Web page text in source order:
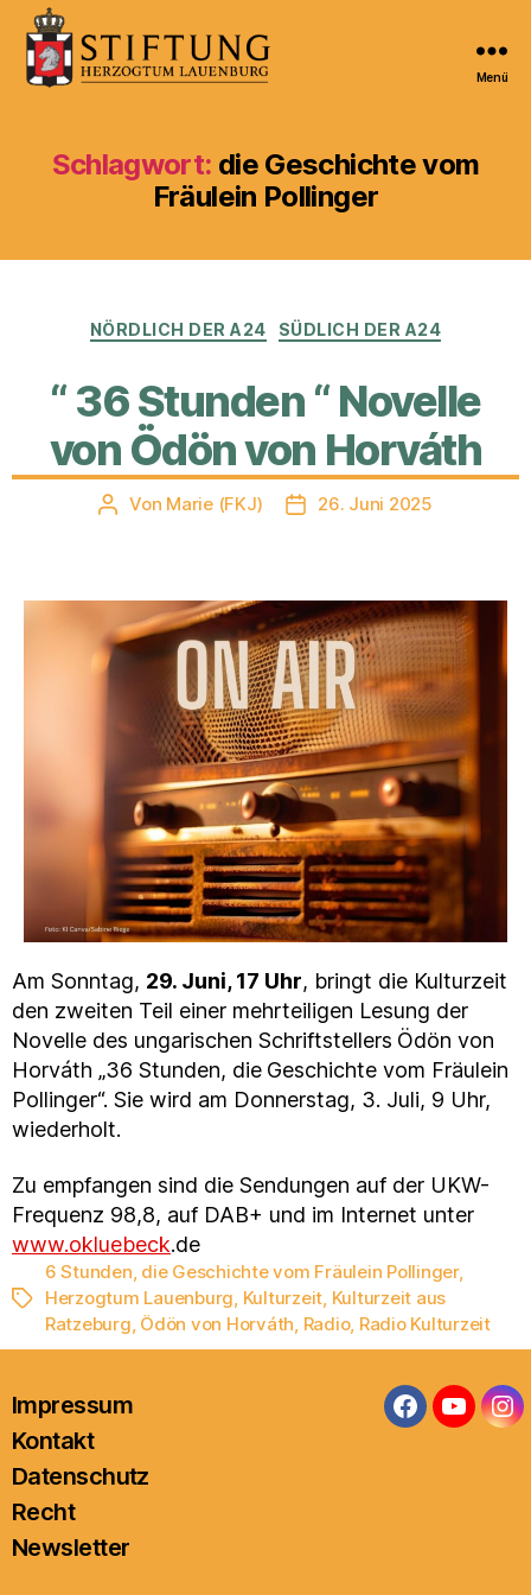
Stiftung
Herzogtum
Menü
Schlagwort: die Geschichte vom
Fräulein Pollinger
Kategorien
NÖRDLICH DER A24 SÜDLICH DER A24
“ 36 Stunden “ Novelle
von Ödön von Horváth
Beitragsautor
Von Marie (FKJ) Veröffentlichungsdatum
26. Juni 2025
Am Sonntag, 29. Juni, 17 Uhr, bringt die Kulturzeit
den zweiten Teil einer mehrteiligen Lesung der
Novelle des ungarischen Schriftstellers Ödön von
Horváth „36 Stunden, die Geschichte vom Fräulein
Pollinger“. Sie wird am Donnerstag, 3. Juli, 9 Uhr,
wiederholt.
Zu empfangen sind die Sendungen auf der UKW-
Frequenz 98,8, auf DAB+ und im Internet unter
www.okluebeck.de
Schlagwörter
6 Stunden, die Geschichte vom Fräulein Pollinger,
Herzogtum Lauenburg, Kulturzeit, Kulturzeit aus
Ratzeburg, Ödön von Horváth, Radio, Radio Kulturzeit
Impressum
Kontakt
Datenschutz
Recht
Newsletter
Facebook